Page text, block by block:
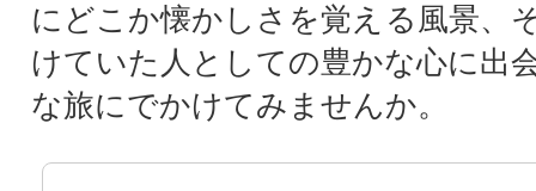
にどこか懐かしさを覚える風景、
けていた人としての豊かな心に出
な旅にでかけてみませんか。